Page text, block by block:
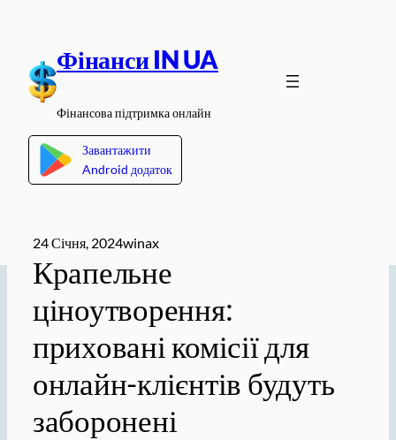
вмісту
Фінанси IN UA
Фінансова підтримка онлайн
Завантажити
Android додаток
24 Січня, 2024winax
Крапельне
ціноутворення:
приховані комісії для
онлайн-клієнтів будуть
заборонені